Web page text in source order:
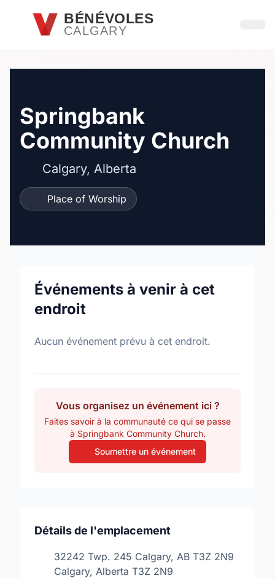
Passer au contenu principal
BÉNÉVOLES
CALGARY
Springbank
Community Church
Calgary, Alberta
Place of Worship
Événements à venir à cet
endroit
Aucun événement prévu à cet endroit.
Vous organisez un événement ici ?
Faites savoir à la communauté ce qui se passe
à Springbank Community Church.
Soumettre un événement
Détails de l'emplacement
32242 Twp. 245 Calgary, AB T3Z 2N9
Calgary, Alberta T3Z 2N9